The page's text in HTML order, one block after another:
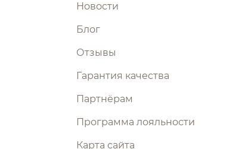
Новости
Блог
Отзывы
Гарантия качества
Партнёрам
Программа лояльности
Карта сайта